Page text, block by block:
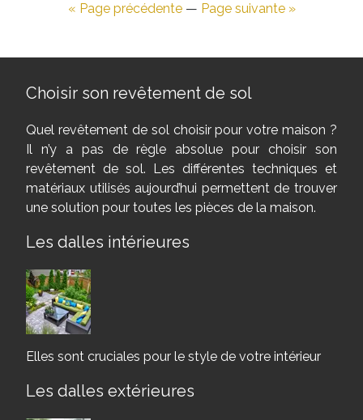
« Page précédente— Page suivante »
Choisir son revêtement de sol
Quel revêtement de sol choisir pour votre maison ?
Il n’y a pas de règle absolue pour choisir son
revêtement de sol. Les différentes techniques et
matériaux utilisés aujourd’hui permettent de trouver
une solution pour toutes les pièces de la maison.
Les dalles intérieures
Elles sont cruciales pour le style de votre intérieur
Les dalles extérieures